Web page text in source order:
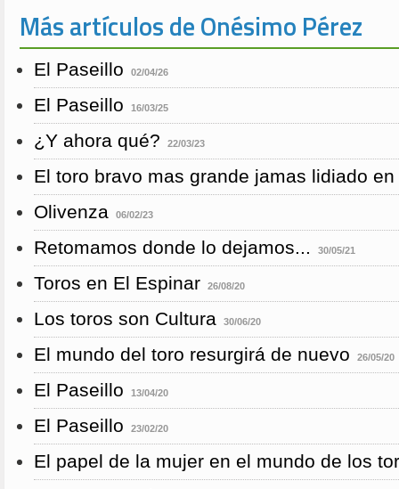
Más artículos de Onésimo Pérez
El Paseillo 02/04/26
El Paseillo 16/03/25
¿Y ahora qué? 22/03/23
El toro bravo mas grande jamas lidiado
Olivenza
06/02/23
Retomamos donde lo dejamos... 30/05/21
Toros en El Espinar 26/08/20
Los toros son Cultura 30/06/20
El mundo del toro resurgirá de nuevo 26/05/20
El Paseillo 13/04/20
El Paseillo 23/02/20
El papel de la mujer en el mundo de los